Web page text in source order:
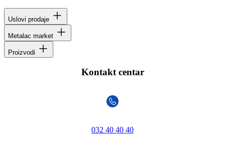
Uslovi prodaje
Metalac market
Proizvodi
Kontakt centar
032 40 40 40